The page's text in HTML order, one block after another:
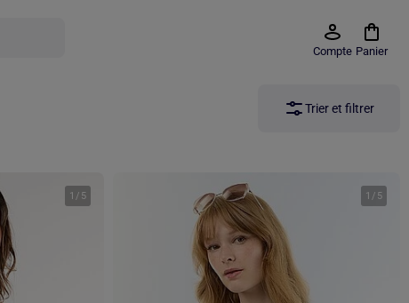
Compte Panier
Trier et filtrer
1 / 5 1 / 5